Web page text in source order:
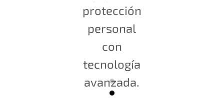
protección
personal
con
tecnología
avanzada.